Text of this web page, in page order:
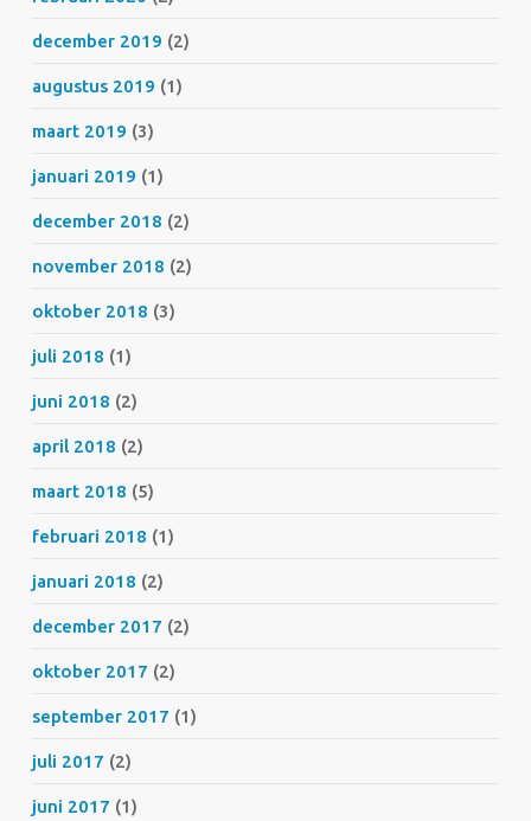
december 2019 (2)
augustus 2019 (1)
maart 2019 (3)
januari 2019 (1)
december 2018 (2)
november 2018 (2)
oktober 2018 (3)
juli 2018 (1)
juni 2018 (2)
april 2018 (2)
maart 2018 (5)
februari 2018 (1)
januari 2018 (2)
december 2017 (2)
oktober 2017 (2)
september 2017 (1)
juli 2017 (2)
juni 2017 (1)